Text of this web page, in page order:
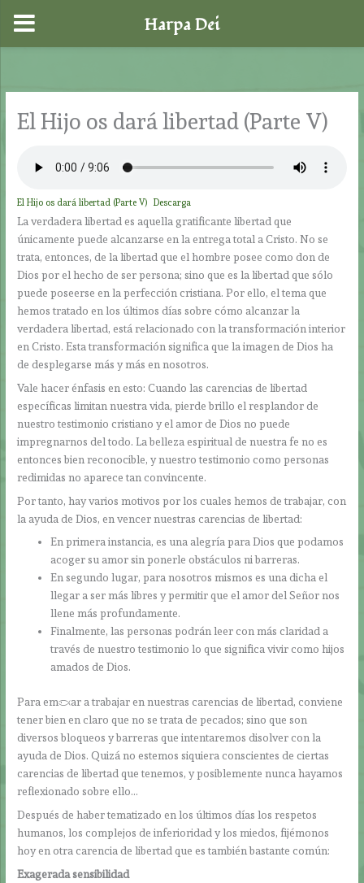
contenido
El Hijo os dará libertad (Parte V)
El Hijo os dará libertad (Parte V) Descarga
La verdadera libertad es aquella gratificante libertad que
únicamente puede alcanzarse en la entrega total a Cristo. No se
trata, entonces, de la libertad que el hombre posee como don de
Dios por el hecho de ser persona; sino que es la libertad que sólo
puede poseerse en la perfección cristiana. Por ello, el tema que
hemos tratado en los últimos días sobre cómo alcanzar la
verdadera libertad, está relacionado con la transformación interior
en Cristo. Esta transformación significa que la imagen de Dios ha
de desplegarse más y más en nosotros.
Vale hacer énfasis en esto: Cuando las carencias de libertad
específicas limitan nuestra vida, pierde brillo el resplandor de
nuestro testimonio cristiano y el amor de Dios no puede
impregnarnos del todo. La belleza espiritual de nuestra fe no es
entonces bien reconocible, y nuestro testimonio como personas
redimidas no aparece tan convincente.
Por tanto, hay varios motivos por los cuales hemos de trabajar, con
la ayuda de Dios, en vencer nuestras carencias de libertad:
En primera instancia, es una alegría para Dios que podamos
acoger su amor sin ponerle obstáculos ni barreras.
En segundo lugar, para nosotros mismos es una dicha el
llegar a ser más libres y permitir que el amor del Señor nos
llene más profundamente.
Finalmente, las personas podrán leer con más claridad a
través de nuestro testimonio lo que significa vivir como hijos
amados de Dios.
Para empezar a trabajar en nuestras carencias de libertad, conviene
tener bien en claro que no se trata de pecados; sino que son
diversos bloqueos y barreras que intentaremos disolver con la
ayuda de Dios. Quizá no estemos siquiera conscientes de ciertas
carencias de libertad que tenemos, y posiblemente nunca hayamos
reflexionado sobre ello…
Después de haber tematizado en los últimos días los respetos
humanos, los complejos de inferioridad y los miedos, fijémonos
hoy en otra carencia de libertad que es también bastante común:
Exagerada sensibilidad
Harpa Dei